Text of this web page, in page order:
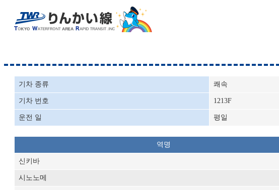
기차 종류 쾌속
기차 번호 1213F
운전 일 평일
역명
신키바
시노노메